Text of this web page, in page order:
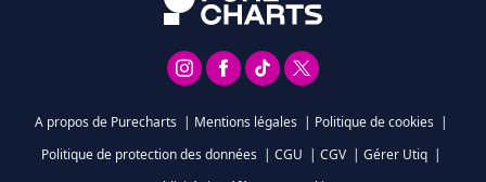
A propos de Purecharts | Mentions légales | Politique de cookies |
Politique de protection des données | CGU | CGV | Gérer Utiq |